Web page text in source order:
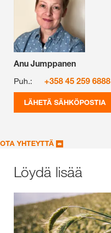
Anu Jumppanen
Puh.:
+358 45 259 6888
LÄHETÄ SÄHKÖPOSTIA
OTA YHTEYTTÄ
Löydä lisää